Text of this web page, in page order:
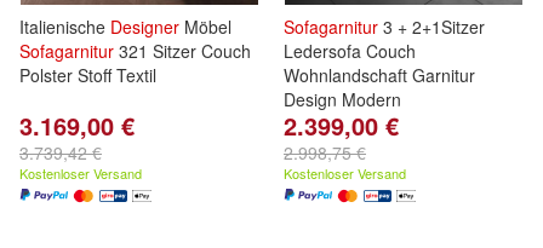
Italienische Designer Möbel
Sofagarnitur 321 Sitzer Couch
Polster Stoff Textil
3.169,00 €
3.739,42 €
Kostenloser Versand
Sofagarnitur 3 + 2+1Sitzer
Ledersofa Couch
Wohnlandschaft Garnitur
Design Modern
2.399,00 €
2.998,75 €
Kostenloser Versand